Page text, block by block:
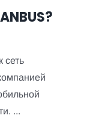
сеть
...